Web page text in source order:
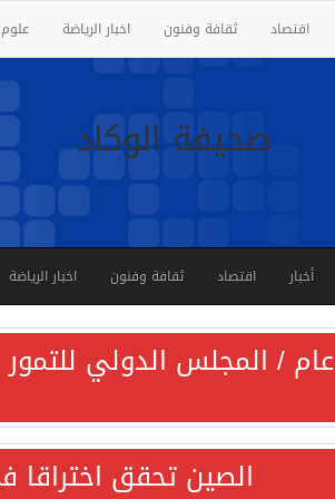
اقتصاد ثقافة وفنون اخبار الرياضة
صحيفة الوكاد
أخبار اقتصاد ثقافة وفنون اخبار الرياضة
عام / المجلس الدولي للتمور
الصين تحقق اختراقا